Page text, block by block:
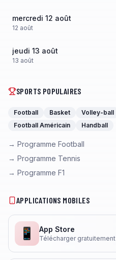
mercredi 12 août
12 août
jeudi 13 août
13 août
SPORTS POPULAIRES
Football Basket Volley-ball
Football Américain
Handball
→ Programme Football
→ Programme Tennis
→ Programme F1
APPLICATIONS MOBILES
📱 App Store
Télécharger gratuitement